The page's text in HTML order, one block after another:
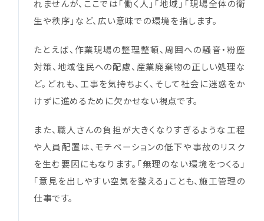
れませんが、ここでは「働く人」「地域」「現場全体の衛
生や秩序」など、広い意味での環境を指します。
たとえば、作業現場の整理整頓、周囲への騒音・粉塵
対策、地域住民への配慮、産業廃棄物の正しい処理な
ど。どれも、工事を気持ちよく、そして社会に迷惑をか
けずに進めるために欠かせない視点です。
また、職人さんの負担が大きくなりすぎるような工程
や人員配置は、モチベーションの低下や事故のリスク
を生む要因にもなります。「無理のない環境をつくる」
「意見を出しやすい空気を整える」ことも、施工管理の
仕事です。